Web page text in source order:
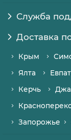
Служба
Доставка
Крым
Ялта
Керчь
Запорожье